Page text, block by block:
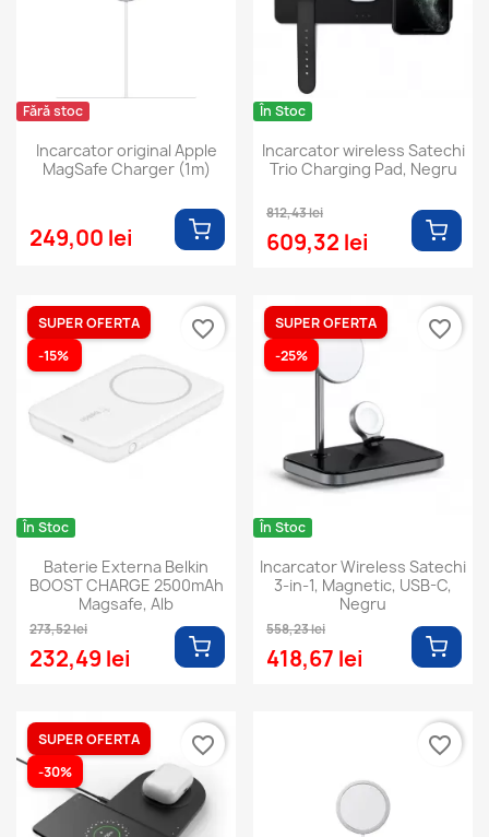
Fără stoc
Incarcator original Apple
MagSafe Charger (1m)
249,00 lei
În Stoc
Incarcator wireless Satechi
Trio Charging Pad, Negru
812,43 lei
609,32 lei
În Stoc
Baterie Externa Belkin
BOOST CHARGE 2500mAh
Magsafe, Alb
273,52 lei
232,49 lei
SUPER OFERTA
-15%
favorite_border
În Stoc
Incarcator Wireless Satechi
3-in-1, Magnetic, USB-C,
Negru
558,23 lei
418,67 lei
SUPER OFERTA
-25%
favorite_border
SUPER OFERTA
-30%
favorite_border favorite_border